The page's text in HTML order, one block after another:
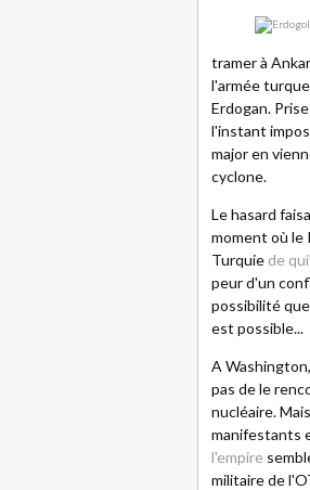
tramer à
l'armée
Erdogan.
l'instant
major en
cyclone.
Le hasard
moment où le
Turquie de
peur d'un
possibilité
est possible...
A
pas de le
nucléaire.
manifestants
l'empire
militaire de